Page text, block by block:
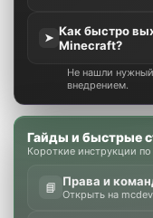
➤ Как быстро
Minecraft?
Не нашли
внедрением.
Гайды и быстрые
Короткие инструкции
📘 Права и
Открыть на